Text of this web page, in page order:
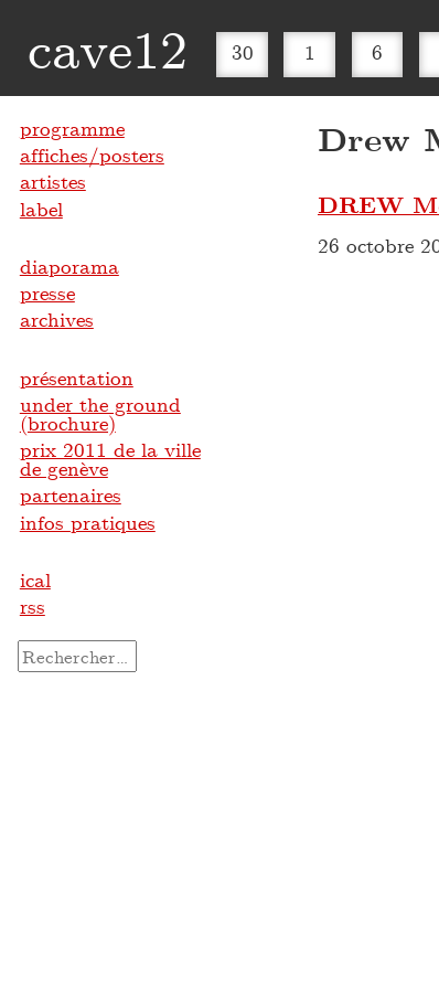
cave12 30 1 6
Drew
DREW
26 octobre
programme
affiches/posters
artistes
label
diaporama
presse
archives
présentation
under the ground
(brochure)
prix 2011 de la ville
de genève
partenaires
infos pratiques
ical
rss
Rechercher :